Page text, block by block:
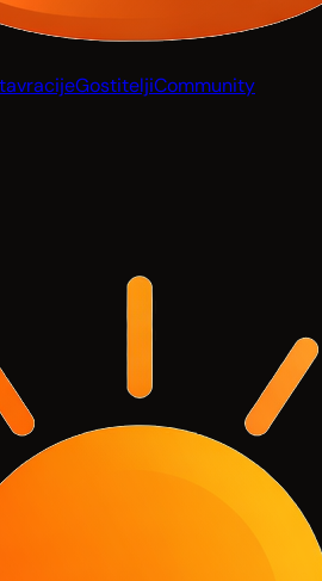
GostiteljiCommunity